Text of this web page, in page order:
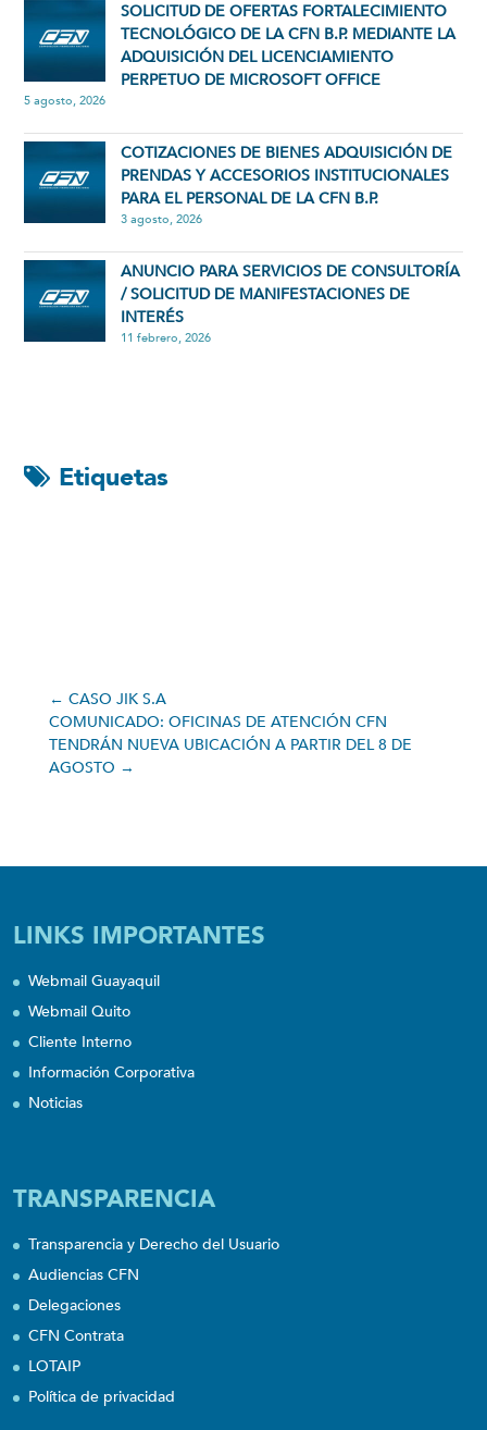
SOLICITUD DE OFERTAS FORTALECIMIENTO
TECNOLÓGICO DE LA CFN B.P. MEDIANTE LA
ADQUISICIÓN DEL LICENCIAMIENTO
PERPETUO DE MICROSOFT OFFICE
5 agosto, 2026
COTIZACIONES DE BIENES ADQUISICIÓN DE
PRENDAS Y ACCESORIOS INSTITUCIONALES
PARA EL PERSONAL DE LA CFN B.P.
3 agosto, 2026
ANUNCIO PARA SERVICIOS DE CONSULTORÍA
/ SOLICITUD DE MANIFESTACIONES DE
INTERÉS
11 febrero, 2026
Etiquetas
← CASO JIK S.A
COMUNICADO: OFICINAS DE ATENCIÓN CFN
TENDRÁN NUEVA UBICACIÓN A PARTIR DEL 8 DE
AGOSTO →
LINKS IMPORTANTES
Webmail Guayaquil
Webmail Quito
Cliente Interno
Información Corporativa
Noticias
TRANSPARENCIA
Transparencia y Derecho del Usuario
Audiencias CFN
Delegaciones
CFN Contrata
LOTAIP
Política de privacidad